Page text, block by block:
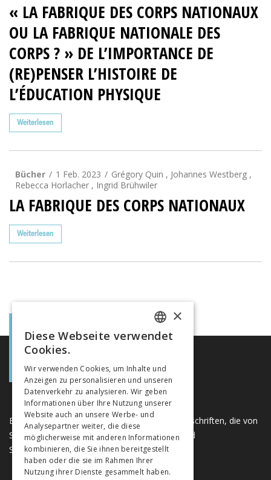
« LA FABRIQUE DES CORPS NATIONAUX
OU LA FABRIQUE NATIONALE DES
CORPS ? » DE L’IMPORTANCE DE
(RE)PENSER L’HISTOIRE DE
L’ÉDUCATION PHYSIQUE
Weiterlesen
Bücher 1 Feb. 2023 Grégory Quin , Johannes Westberg ,
Rebecca Horlacher , Ingrid Brühwiler
LA FABRIQUE DES CORPS NATIONAUX
Weiterlesen
Eine einzigartige Plattform für Bücher und Zeitschriften, die von
Schweizer Verlagen im Bereich der Geistes- und
Sozialwissenschaften herausgegeben werden.
FRENCH
ITALIAN
×
Diese Webseite verwendet
Cookies.
Wir verwenden Cookies, um Inhalte und
Anzeigen zu personalisieren und unseren
Datenverkehr zu analysieren. Wir geben
Informationen über Ihre Nutzung unserer
Website auch an unsere Werbe- und
Analysepartner weiter, die diese
möglicherweise mit anderen Informationen
kombinieren, die Sie ihnen bereitgestellt
haben oder die sie im Rahmen Ihrer
Nutzung ihrer Dienste gesammelt haben.